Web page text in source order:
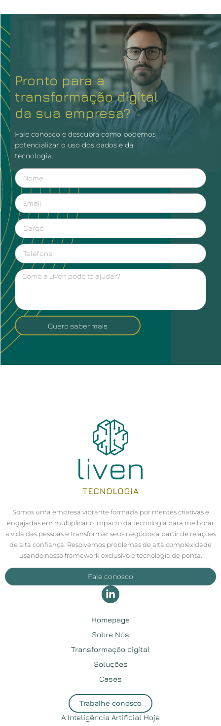
Pronto para a
transformação digital
da sua empresa?
Fale conosco e descubra como podemos
potencializar o uso dos dados e da
tecnologia.
Quero saber mais
Somos uma empresa vibrante formada por mentes criativas e
engajadas em multiplicar o impacto da tecnologia para melhorar
a vida das pessoas e transformar seus negócios a partir de relações
de alta confiança. Resolvemos problemas de alta complexidade
usando nosso framework exclusivo e tecnologia de ponta.
Fale conosco
Homepage
Sobre Nós
Transformação digital
Soluções
Cases
A Inteligência Artificial Hoje
Trabalhe conosco